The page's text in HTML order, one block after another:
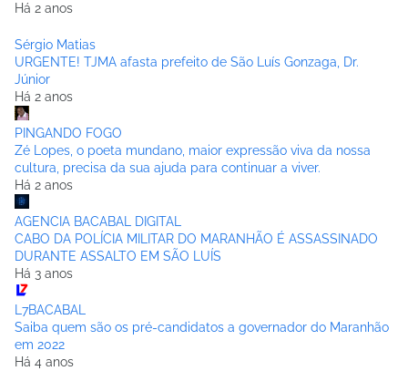
Há 2 anos
Sérgio Matias
URGENTE! TJMA afasta prefeito de São Luís Gonzaga, Dr.
Júnior
Há 2 anos
PINGANDO FOGO
Zé Lopes, o poeta mundano, maior expressão viva da nossa
cultura, precisa da sua ajuda para continuar a viver.
Há 2 anos
AGENCIA BACABAL DIGITAL
CABO DA POLÍCIA MILITAR DO MARANHÃO É ASSASSINADO
DURANTE ASSALTO EM SÃO LUÍS
Há 3 anos
L7BACABAL
Saiba quem são os pré-candidatos a governador do Maranhão
em 2022
Há 4 anos